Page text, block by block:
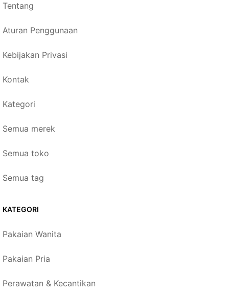
Tentang
Aturan Penggunaan
Kebijakan Privasi
Kontak
Kategori
Semua merek
Semua toko
Semua tag
KATEGORI
Pakaian Wanita
Pakaian Pria
Perawatan & Kecantikan